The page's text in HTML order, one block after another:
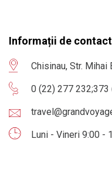
Informații de contact
Chisinau, Str. Mihai
0 (22) 277 232;373
Luni - Vineri 9:00 -